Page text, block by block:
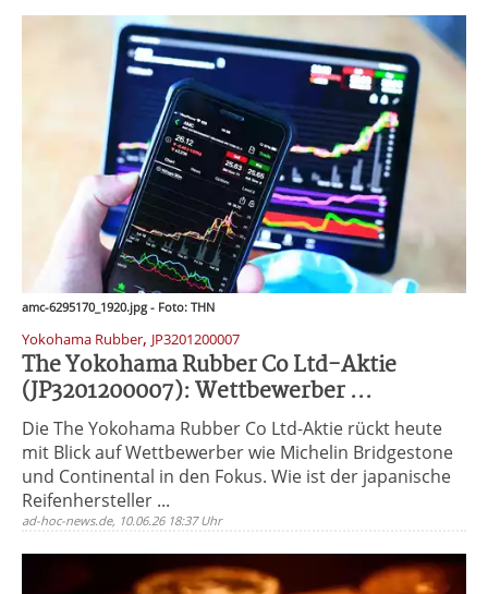
amc-6295170_1920.jpg - Foto: THN
Yokohama Rubber, JP3201200007
The Yokohama Rubber Co Ltd-Aktie
(JP3201200007): Wettbewerber ...
Die The Yokohama Rubber Co Ltd-Aktie rückt heute
mit Blick auf Wettbewerber wie Michelin Bridgestone
und Continental in den Fokus. Wie ist der japanische
Reifenhersteller ...
ad-hoc-news.de, 10.06.26 18:37 Uhr